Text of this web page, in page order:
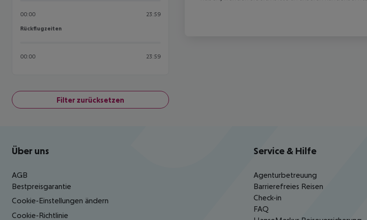
00:00 23:59
Rückflugzeiten
Rückflugzeiten
00:00 23:59
Filter zurücksetzen
Footer navigation
Über uns
AGB
Bestpreisgarantie
Cookie-Einstellungen ändern
Cookie-Richtlinie
Service & Hilfe
Agenturbetreuung
Barrierefreies Reisen
Check-in
FAQ